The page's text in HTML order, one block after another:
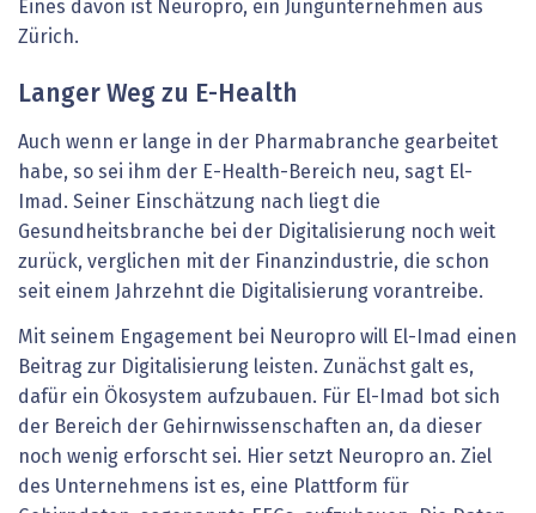
Eines davon ist Neuropro, ein Jungunternehmen aus
Zürich.
Langer Weg zu E-Health
Auch wenn er lange in der Pharmabranche gearbeitet
habe, so sei ihm der E-Health-Bereich neu, sagt El-
Imad. Seiner Einschätzung nach liegt die
Gesundheitsbranche bei der Digitalisierung noch weit
zurück, verglichen mit der Finanzindustrie, die schon
seit einem Jahrzehnt die Digitalisierung vorantreibe.
Mit seinem Engagement bei Neuropro will El-Imad einen
Beitrag zur Digitalisierung leisten. Zunächst galt es,
dafür ein Ökosystem aufzubauen. Für El-Imad bot sich
der Bereich der Gehirnwissenschaften an, da dieser
noch wenig erforscht sei. Hier setzt Neuropro an. Ziel
des Unternehmens ist es, eine Plattform für